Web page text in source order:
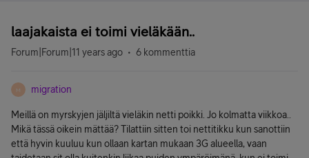
laajakaista ei toimi vieläkään..
Forum|Forum|11 years ago 6 kommenttia
M migration
Meillä on myrskyjen jäljiltä vieläkin netti poikki. Jo kolmatta viikkoa..
Mikä tässä oikein mättää? Tilattiin sitten toi nettitikku kun sanottiin
että hyvin kuuluu kun ollaan kartan mukaan 3G alueella, vaan